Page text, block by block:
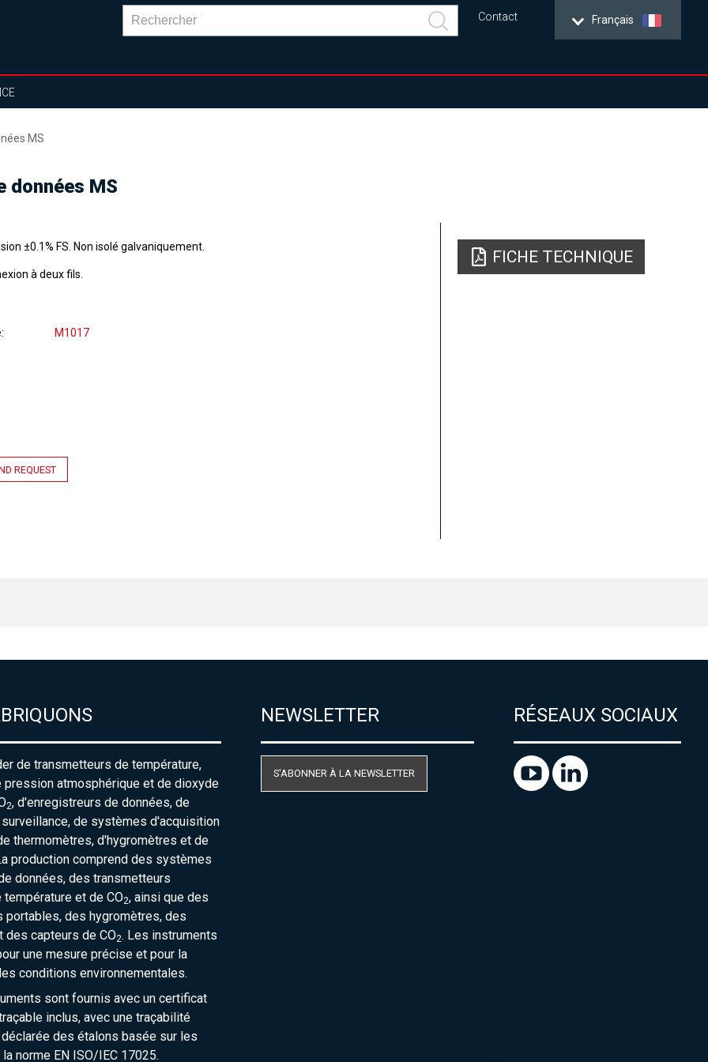
Français
Contact
MS
données MS
±0.1% FS. Non isolé galvaniquement.
à deux fils.
M1017
REQUEST
FICHE TECHNIQUE
de transmetteurs de température,
pression atmosphérique et de dioxyde
2, d'enregistreurs de données, de
de systèmes d'acquisition
thermomètres, d'hygromètres et de
production comprend des systèmes
données, des transmetteurs
température et de CO2, ainsi que des
portables, des hygromètres, des
des capteurs de CO2. Les instruments
une mesure précise et pour la
conditions environnementales.
sont fournis avec un certificat
inclus, avec une traçabilité
des étalons basée sur les
norme EN ISO/IEC 17025.
NEWSLETTER
S'ABONNER À LA NEWSLETTER
RÉSEAUX SOCIAUX